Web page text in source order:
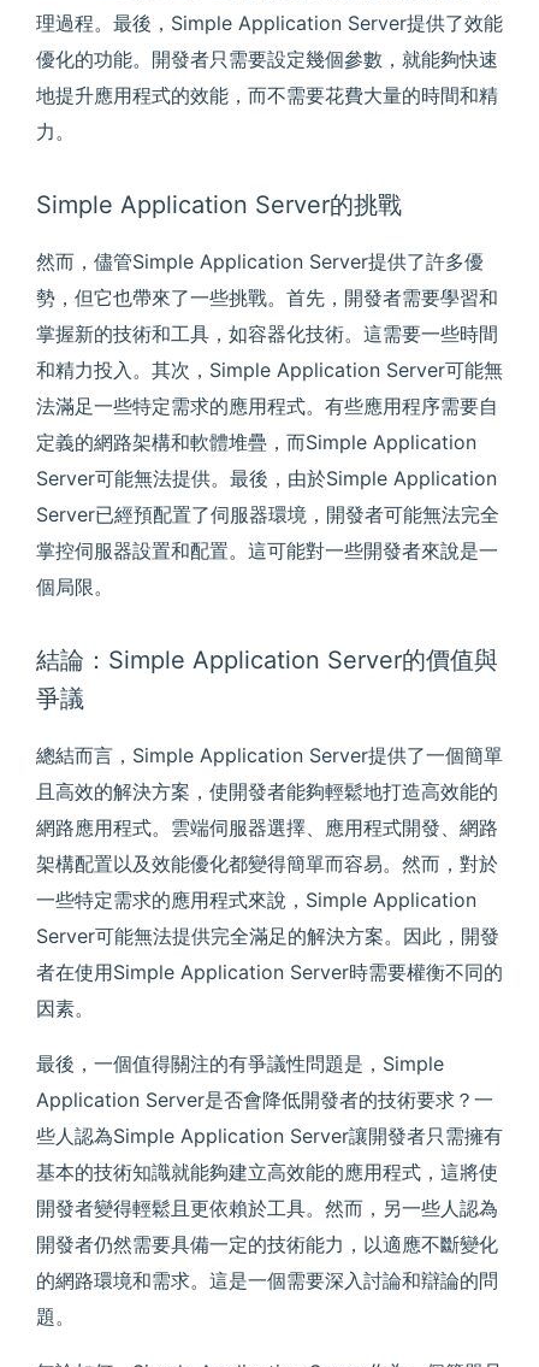
理過程。最後，Simple Application Server提供了效能
優化的功能。開發者只需要設定幾個參數，就能夠快速
地提升應用程式的效能，而不需要花費大量的時間和精
力。
Simple Application Server的挑戰
然而，儘管Simple Application Server提供了許多優
勢，但它也帶來了一些挑戰。首先，開發者需要學習和
掌握新的技術和工具，如容器化技術。這需要一些時間
和精力投入。其次，Simple Application Server可能無
法滿足一些特定需求的應用程式。有些應用程序需要自
定義的網路架構和軟體堆疊，而Simple Application
Server可能無法提供。最後，由於Simple Application
Server已經預配置了伺服器環境，開發者可能無法完全
掌控伺服器設置和配置。這可能對一些開發者來說是一
個局限。
結論：Simple Application Server的價值與
爭議
總結而言，Simple Application Server提供了一個簡單
且高效的解決方案，使開發者能夠輕鬆地打造高效能的
網路應用程式。雲端伺服器選擇、應用程式開發、網路
架構配置以及效能優化都變得簡單而容易。然而，對於
一些特定需求的應用程式來說，Simple Application
Server可能無法提供完全滿足的解決方案。因此，開發
者在使用Simple Application Server時需要權衡不同的
因素。
最後，一個值得關注的有爭議性問題是，Simple
Application Server是否會降低開發者的技術要求？一
些人認為Simple Application Server讓開發者只需擁有
基本的技術知識就能夠建立高效能的應用程式，這將使
開發者變得輕鬆且更依賴於工具。然而，另一些人認為
開發者仍然需要具備一定的技術能力，以適應不斷變化
的網路環境和需求。這是一個需要深入討論和辯論的問
題。